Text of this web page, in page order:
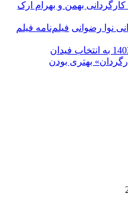
فیلم‌نامه فیلم